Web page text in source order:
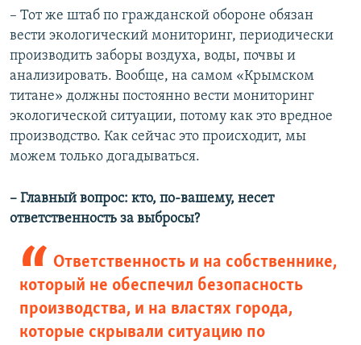
– Тот же штаб по гражданской обороне обязан
вести экологический мониторинг, периодически
производить заборы воздуха, воды, почвы и
анализировать. Вообще, на самом «Крымском
титане» должны постоянно вести мониторинг
экологической ситуации, потому как это вредное
производство. Как сейчас это происходит, мы
можем только догадываться.
– Главный вопрос: кто, по-вашему, несет
ответственность за выбросы?
Ответственность и на собственнике,
который не обеспечил безопасность
производства, и на властях города,
которые скрывали ситуацию по